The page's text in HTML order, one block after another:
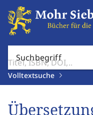
Suchbegriff
Volltextsuche